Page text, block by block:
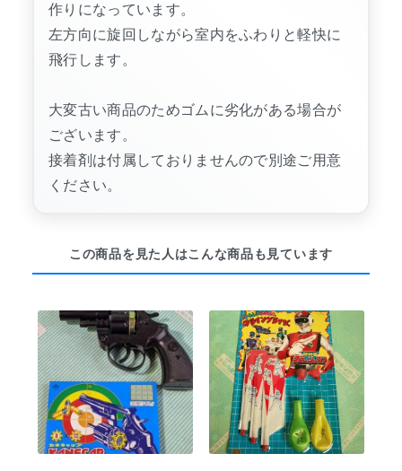
作りになっています。
左方向に旋回しながら室内をふわりと軽快に
飛行します。
大変古い商品のためゴムに劣化がある場合が
ございます。
接着剤は付属しておりませんので別途ご用意
ください。
この商品を見た人はこんな商品も見ています